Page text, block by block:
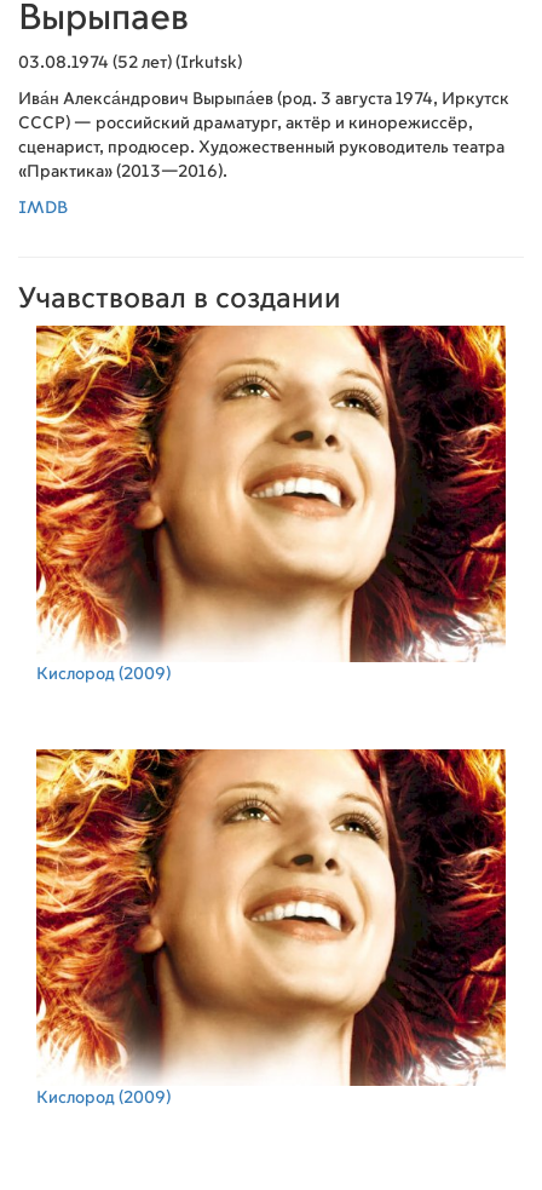
Вырыпаев
03.08.1974 (52 лет) (Irkutsk)
Ива́н Алекса́ндрович Вырыпа́ев (род. 3 августа 1974, Иркутск
СССР) — российский драматург, актёр и кинорежиссёр,
сценарист, продюсер. Художественный руководитель театра
«Практика» (2013—2016).
IMDB
Учавствовал в создании
Кислород (2009)
Кислород (2009)